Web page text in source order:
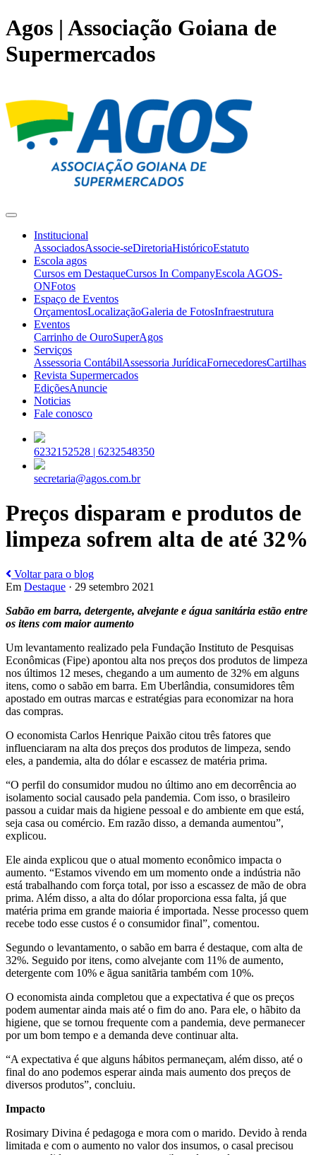
Agos | Associação Goiana de
Supermercados
Institucional
AssociadosAssocie-seDiretoriaHistóricoEstatuto
Escola agos
Cursos em DestaqueCursos In CompanyEscola AGOS-
ONFotos
Espaço de Eventos
OrçamentosLocalizaçãoGaleria de FotosInfraestrutura
Eventos
Carrinho de OuroSuperAgos
Serviços
Assessoria ContábilAssessoria JurídicaFornecedoresCartilhas
Revista Supermercados
EdiçõesAnuncie
Noticias
Fale conosco
6232152528 | 6232548350
secretaria@agos.com.br
Preços disparam e produtos de
limpeza sofrem alta de até 32%
Voltar para o blog
Em Destaque · 29 setembro 2021
Sabão em barra, detergente, alvejante e água sanitária estão entre
os itens com maior aumento
Um levantamento realizado pela Fundação Instituto de Pesquisas
Econômicas (Fipe) apontou alta nos preços dos produtos de limpeza
nos últimos 12 meses, chegando a um aumento de 32% em alguns
itens, como o sabão em barra. Em Uberlândia, consumidores têm
apostado em outras marcas e estratégias para economizar na hora
das compras.
O economista Carlos Henrique Paixão citou três fatores que
influenciaram na alta dos preços dos produtos de limpeza, sendo
eles, a pandemia, alta do dólar e escassez de matéria prima.
“O perfil do consumidor mudou no último ano em decorrência ao
isolamento social causado pela pandemia. Com isso, o brasileiro
passou a cuidar mais da higiene pessoal e do ambiente em que está,
seja casa ou comércio. Em razão disso, a demanda aumentou”,
explicou.
Ele ainda explicou que o atual momento econômico impacta o
aumento. “Estamos vivendo em um momento onde a indústria não
está trabalhando com força total, por isso a escassez de mão de obra
prima. Além disso, a alta do dólar proporciona essa falta, já que
matéria prima em grande maioria é importada. Nesse processo quem
recebe todo esse custos é o consumidor final”, comentou.
Segundo o levantamento, o sabão em barra é destaque, com alta de
32%. Seguido por itens, como alvejante com 11% de aumento,
detergente com 10% e ãgua sanitãria também com 10%.
O economista ainda completou que a expectativa é que os preços
podem aumentar ainda mais até o fim do ano. Para ele, o hãbito da
higiene, que se tornou frequente com a pandemia, deve permanecer
por um bom tempo e a demanda deve continuar alta.
“A expectativa é que alguns hábitos permaneçam, além disso, até o
final do ano podemos esperar ainda mais aumento dos preços de
diversos produtos”, concluiu.
Impacto
Rosimary Divina é pedagoga e mora com o marido. Devido à renda
limitada e com o aumento no valor dos insumos, o casal precisou